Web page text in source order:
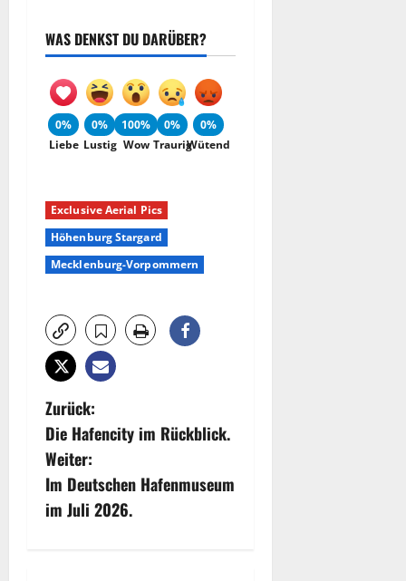
WAS DENKST DU DARÜBER?
0%
Liebe
0%
Lustig
100%
Wow
0%
Traurig
0%
Wütend
Exclusive Aerial Pics
Höhenburg Stargard
Mecklenburg-Vorpommern
B
e
i
t
Zurück:
Die Hafencity im Rückblick.
Weiter:
Im Deutschen Hafenmuseum
im Juli 2026.